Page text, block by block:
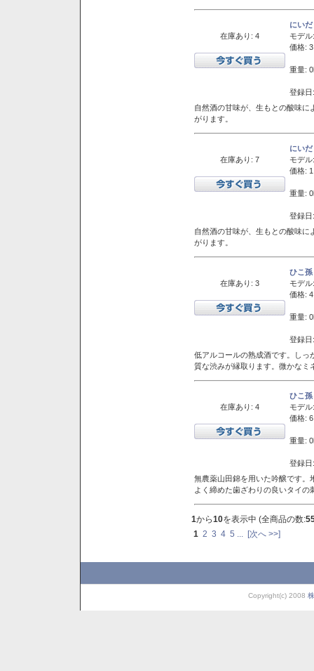
在庫あり: 4
にい
モデル:
価格:
重量:
登録
自然酒の甘味が、生もとの酸味
がります。
在庫あり: 7
にい
モデル:
価格:
重量:
登録
自然酒の甘味が、生もとの酸味
がります。
在庫あり: 3
ひこ
モデル:
価格:
重量:
登録
低アルコールの熟成酒です。しっ
質な渋みが縁取ります。微かなミ
在庫あり: 4
ひこ
モデル:
価格:
重量:
登録
無農薬山田錦を用いた吟醸です
よく締めた歯ざわりの良いタイ
1から10を表示中 (全商品の数:
1 2 3 4 5 [次へ >>]
Copyright(c) 2008